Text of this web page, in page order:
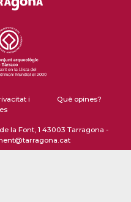
i
Què opines?
la Font, 1 43003 Tarragona -